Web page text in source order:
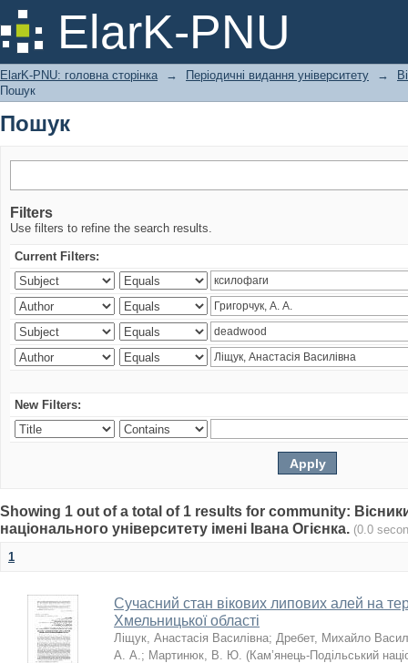
ElarK-PNU
Пошук
ElarK-PNU: головна сторінка → Періодичні видання університету →
Пошук
Пошук
Filters
Use filters to refine the search results.
Current Filters:
New Filters:
Showing 1 out of a total of 1 results for community:
національного університету імені Івана Огієнка. (0.0
1
Сучасний стан вікових липових алей на
Хмельницької області
Ліщук, Анастасія Василівна; Дребет, Михайло
А. А.; Мартинюк, В. Ю. (Кам’янець-Подільський